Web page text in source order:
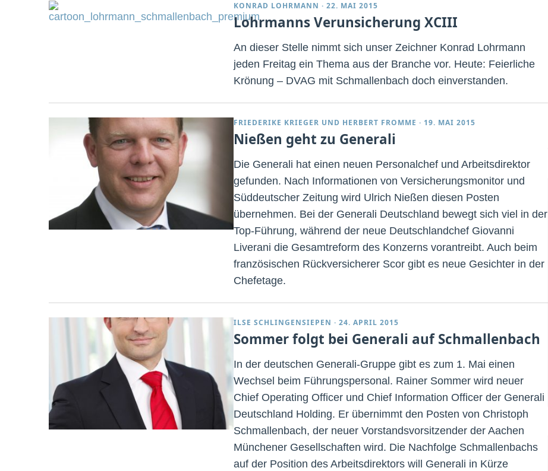
KONRAD LOHRMANN · 22. MAI 2015
Lohrmanns Verunsicherung XCIII
An dieser Stelle nimmt sich unser Zeichner Konrad Lohrmann
jeden Freitag ein Thema aus der Branche vor. Heute: Feierliche
Krönung – DVAG mit Schmallenbach doch einverstanden.
FRIEDERIKE KRIEGER UND HERBERT FROMME · 19. MAI 2015
Nießen geht zu Generali
Die Generali hat einen neuen Personalchef und Arbeitsdirektor
gefunden. Nach Informationen von Versicherungsmonitor und
Süddeutscher Zeitung wird Ulrich Nießen diesen Posten
übernehmen. Bei der Generali Deutschland bewegt sich viel in der
Top-Führung, während der neue Deutschlandchef Giovanni
Liverani die Gesamtreform des Konzerns vorantreibt. Auch beim
französischen Rückversicherer Scor gibt es neue Gesichter in der
Chefetage.
ILSE SCHLINGENSIEPEN · 24. APRIL 2015
Sommer folgt bei Generali auf Schmallenbach
In der deutschen Generali-Gruppe gibt es zum 1. Mai einen
Wechsel beim Führungspersonal. Rainer Sommer wird neuer
Chief Operating Officer und Chief Information Officer der Generali
Deutschland Holding. Er übernimmt den Posten von Christoph
Schmallenbach, der neuer Vorstandsvorsitzender der Aachen
Münchener Gesellschaften wird. Die Nachfolge Schmallenbachs
auf der Position des Arbeitsdirektors will Generali in Kürze